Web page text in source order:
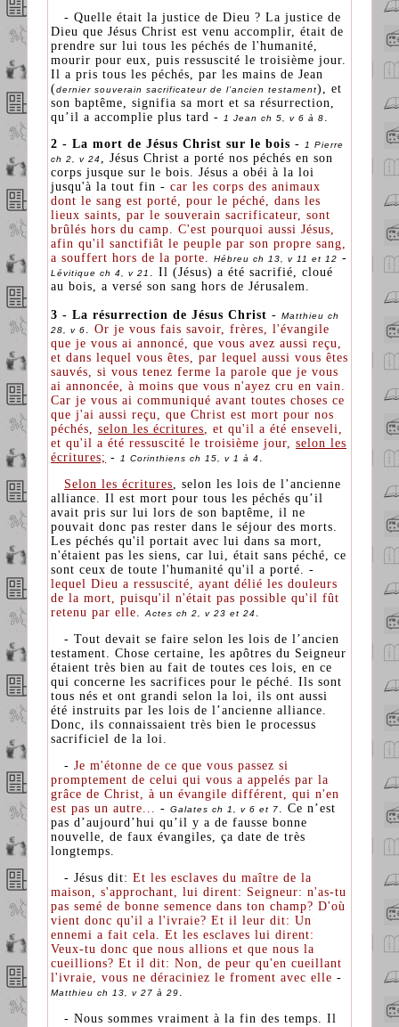
- Quelle était la justice de Dieu ? La justice de
Dieu que Jésus Christ est venu accomplir, était de
prendre sur lui tous les péchés de l'humanité,
mourir pour eux, puis ressuscité le troisième jour.
Il a pris tous les péchés, par les mains de Jean
(dernier souverain sacrificateur de l’ancien testament), et
son baptême, signifia sa mort et sa résurrection,
qu’il a accomplie plus tard -
1 Jean ch 5, v 6 à 8
2 - La mort de Jésus Christ sur le bois -
1 Pierre
ch 2, v 24
, Jésus Christ a porté nos péchés en son
corps jusque sur le bois. Jésus a obéi à la loi
jusqu'à la tout fin - car les corps des animaux
dont le sang est porté, pour le péché, dans les
lieux saints, par le souverain sacrificateur, sont
brûlés hors du camp. C'est pourquoi aussi Jésus,
afin qu'il sanctifiât le peuple par son propre sang,
a souffert hors de la porte
Hébreu ch 13, v 11 et 12 -
Lévitique ch 4, v 21
. Il (Jésus) a été sacrifié, cloué
au bois, a versé son sang hors de Jérusalem.
3 - La résurrection de Jésus Christ - Matthieu ch
28, v 6
Or je vous fais savoir, frères, l'évangile
que je vous ai annoncé, que vous avez aussi reçu,
et dans lequel vous êtes, par lequel aussi vous êtes
sauvés, si vous tenez ferme la parole que je vous
ai annoncée, à moins que vous n'ayez cru en vain.
Car je vous ai communiqué avant toutes choses ce
que j'ai aussi reçu, que Christ est mort pour nos
péchés, selon les écritures , et qu'il a été enseveli,
et qu'il a été ressuscité le troisième jour, selon les
écritures; - 1 Corinthiens ch 15, v 1 à 4
Selon les écritures , selon les lois de l’ancienne
alliance. Il est mort pour tous les péchés qu’il
avait pris sur lui lors de son baptême, il ne
pouvait donc pas rester dans le séjour des morts.
Les péchés qu'il portait avec lui dans sa mort,
n'étaient pas les siens, car lui, était sans péché, ce
sont ceux de toute l'humanité qu'il a porté. -
lequel Dieu a ressuscité, ayant délié les douleurs
de la mort, puisqu'il n'était pas possible qu'il fût
retenu par elle
Actes ch 2, v 23 et 24
- Tout devait se faire selon les lois de l’ancien
testament. Chose certaine, les apôtres du Seigneur
étaient très bien au fait de toutes ces lois, en ce
qui concerne les sacrifices pour le péché. Ils sont
tous nés et ont grandi selon la loi, ils ont aussi
été instruits par les lois de l’ancienne alliance.
Donc, ils connaissaient très bien le processus
sacrificiel de la loi.
- Je m'étonne de ce que vous passez si
promptement de celui qui vous a appelés par la
grâce de Christ, à un évangile différent, qui n'en
est pas un autre...
- Galates ch 1, v 6 et 7
. Ce n’est
pas d’aujourd’hui qu’il y a de fausse bonne
nouvelle, de faux évangiles, ça date de très
longtemps.
- Jésus dit: Et les esclaves du maître de la
maison, s'approchant, lui dirent: Seigneur: n'as-tu
pas semé de bonne semence dans ton champ? D'où
vient donc qu'il a l'ivraie? Et il leur dit: Un
ennemi a fait cela. Et les esclaves lui dirent:
Veux-tu donc que nous allions et que nous la
cueillions? Et il dit: Non, de peur qu'en cueillant
l'ivraie, vous ne déraciniez le froment avec elle -
Matthieu ch 13, v 27 à 29
- Nous sommes vraiment à la fin des temps. Il